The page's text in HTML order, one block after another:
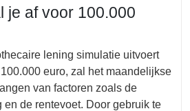
je af voor 100.000
lening simulatie uitvoert
euro, zal het maandelijkse
van factoren zoals de
en de rentevoet. Door gebruik te